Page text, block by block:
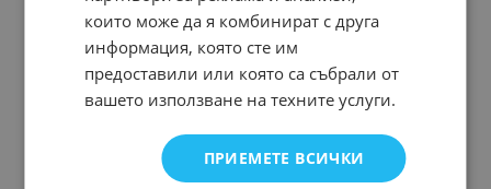
които може да я комбинират с друга
информация, която сте им
предоставили или която са събрали от
вашето използване на техните услуги.
ПРИЕМЕТЕ ВСИЧКИ